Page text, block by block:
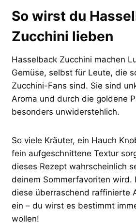
So wirst du
Zucchini lieben
Hasselback Zucchini machen
Gemüse, selbst für Leute, die
Zucchini-Fans sind. Sie sind
Aroma und durch die goldene
besonders unwiderstehlich.
So viele Kräuter, ein Hauch
fein aufgeschnittene Textur
dieses Rezept wahrscheinlich
deinem Sommerfavoriten wird.
diese überraschend raffinierte
ein – du wirst es bestimmt
wollen!